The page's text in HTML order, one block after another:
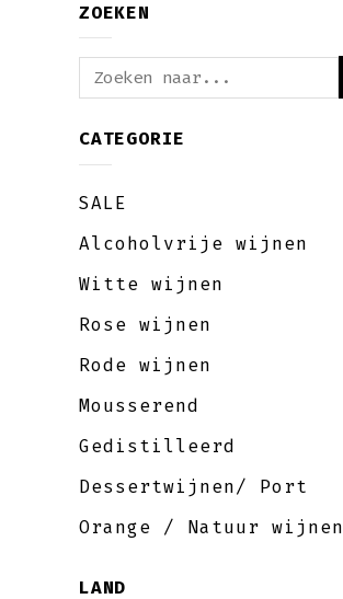
ZOEKEN
Zoeken
naar:
CATEGORIE
SALE
Alcoholvrije wijnen
Witte wijnen
Rose wijnen
Rode wijnen
Mousserend
Gedistilleerd
Dessertwijnen/ Port
Orange / Natuur wijnen
LAND